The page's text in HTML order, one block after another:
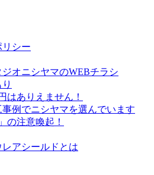
リシー
ジオニシヤマのWEBチラシ
はありえません！
例でニシヤマを選んでいます
の注意喚起！
レアシールドとは